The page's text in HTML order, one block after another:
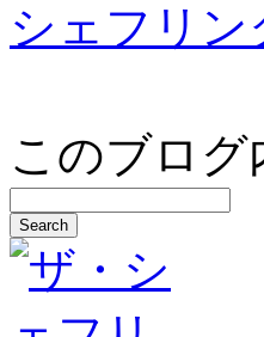
シェフリン
このブログ